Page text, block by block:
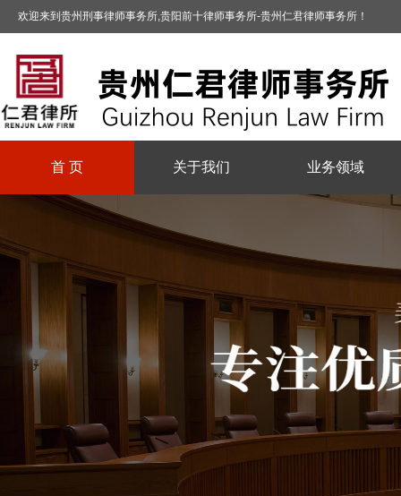
欢迎来到贵州刑事律师事务所,贵阳前十律师事务所-贵州仁君律师事务所！
首 页 关于我们 业务领域